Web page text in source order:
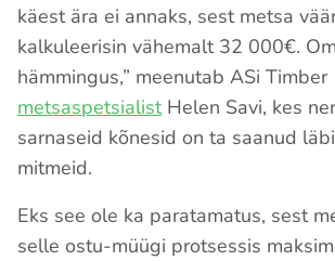
käest ära ei annaks, sest metsa
kalkuleerisin vähemalt 32 000€.
hämmingus,” meenutab ASi Timber
metsaspetsialistHelen Savi, kes
sarnaseid kõnesid on ta saanud
mitmeid.
Eks see ole ka paratamatus, sest
selle ostu-müügi protsessis